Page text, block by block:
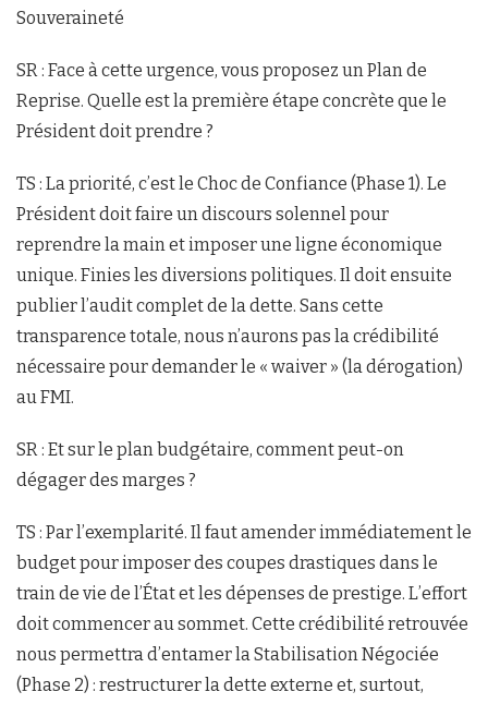
Souveraineté
SR : Face à cette urgence, vous proposez un Plan de
Reprise. Quelle est la première étape concrète que le
Président doit prendre ?
TS : La priorité, c’est le Choc de Confiance (Phase 1). Le
Président doit faire un discours solennel pour
reprendre la main et imposer une ligne économique
unique. Finies les diversions politiques. Il doit ensuite
publier l’audit complet de la dette. Sans cette
transparence totale, nous n’aurons pas la crédibilité
nécessaire pour demander le « waiver » (la dérogation)
au FMI.
SR : Et sur le plan budgétaire, comment peut-on
dégager des marges ?
TS : Par l’exemplarité. Il faut amender immédiatement le
budget pour imposer des coupes drastiques dans le
train de vie de l’État et les dépenses de prestige. L’effort
doit commencer au sommet. Cette crédibilité retrouvée
nous permettra d’entamer la Stabilisation Négociée
(Phase 2) : restructurer la dette externe et, surtout,